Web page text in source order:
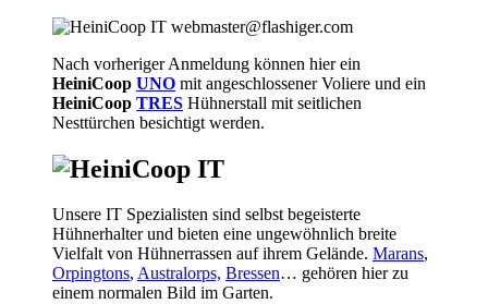
webmaster@flashiger.com
Nach vorheriger Anmeldung können hier ein
HeiniCoop UNO mit angeschlossener Voliere und ein
HeiniCoop TRES Hühnerstall mit seitlichen
Nesttürchen besichtigt werden.
Unsere IT Spezialisten sind selbst begeisterte
Hühnerhalter und bieten eine ungewöhnlich breite
Vielfalt von Hühnerrassen auf ihrem Gelände. Marans,
Orpingtons, Australorps, Bressen… gehören hier zu
einem normalen Bild im Garten.